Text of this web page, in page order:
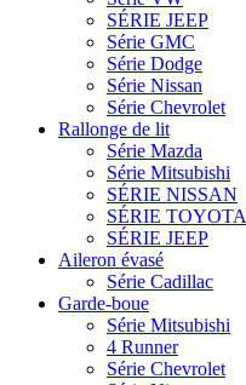
SÉRIE JEEP
Série GMC
Série Dodge
Série Nissan
Série Chevrolet
Rallonge de lit
Série Mazda
Série Mitsubishi
SÉRIE NISSAN
SÉRIE TOYOTA
SÉRIE JEEP
Aileron évasé
Série Cadillac
Garde-boue
Série Mitsubishi
4 Runner
Série Chevrolet